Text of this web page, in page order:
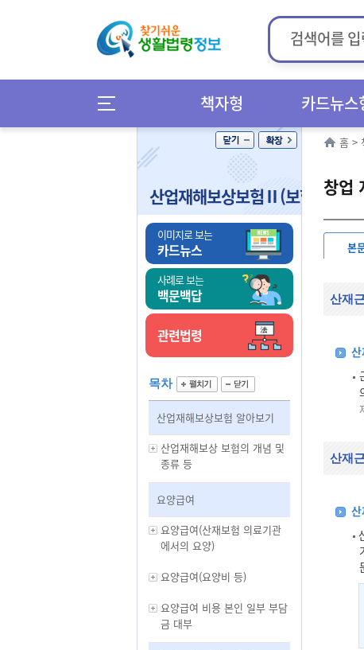
책자형 카드뉴스
산업재해보상보험Ⅱ(보험급여)
이미지로 보는
카드뉴스
사례로 보는
백문백답
관련법령
목차
산업재해보상보험 알아보기
산업재해보상 보험의 개념 및
종류 등
요양급여
요양급여(산재보험 의료기관
에서의 요양)
요양급여(요양비 등)
요양급여 비용 본인 일부 부담
금 대부
홈 >
창업
본
산재
산재